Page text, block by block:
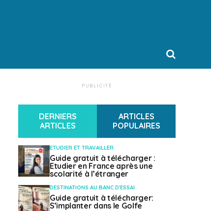
PUBLICITÉ
DERNIERS
ARTICLES
ARTICLES
POPULAIRES
ETUDIER ET TRAVAILLER
Guide gratuit à télécharger :
Etudier en France après une
scolarité à l’étranger
DESTINATIONS AU BANC D'ESSAI
Guide gratuit à télécharger:
S’implanter dans le Golfe